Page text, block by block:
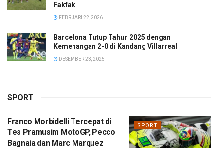
Fakfak
FEBRUARI 22, 2026
Barcelona Tutup Tahun 2025 dengan
Kemenangan 2-0 di Kandang Villarreal
DESEMBER 23, 2025
SPORT
SPORT
Franco Morbidelli Tercepat di
Tes Pramusim MotoGP, Pecco
Bagnaia dan Marc Marquez